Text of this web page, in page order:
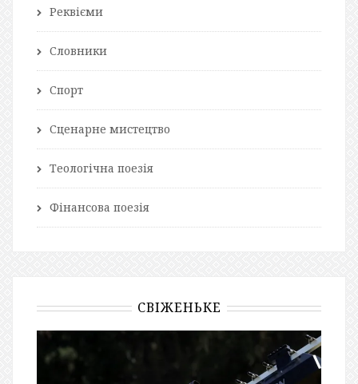
Реквієми
Словники
Спорт
Сценарне мистецтво
Теологічна поезія
Фінансова поезія
СВІЖЕНЬКЕ